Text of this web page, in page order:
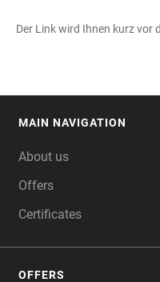
Der Link wird Ihnen kurz vor
MAIN NAVIGATION
About us
Offers
Certificates
OFFERS